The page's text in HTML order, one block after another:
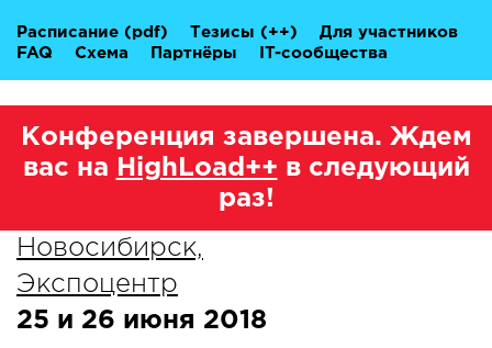
Расписание (pdf) Тезисы (++)
Для участников
FAQ
Схема Партнёры IT-сообщества
Конференция завершена. Ждем
вас на HighLoad++ в следующий
раз!
Новосибирск,
Экспоцентр
25 и 26 июня 2018